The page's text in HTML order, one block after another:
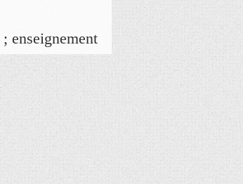
enseignement